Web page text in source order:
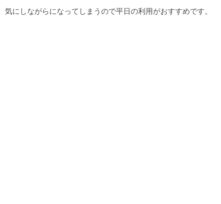
気にしながらになってしまうので平日の利用がおすすめです。